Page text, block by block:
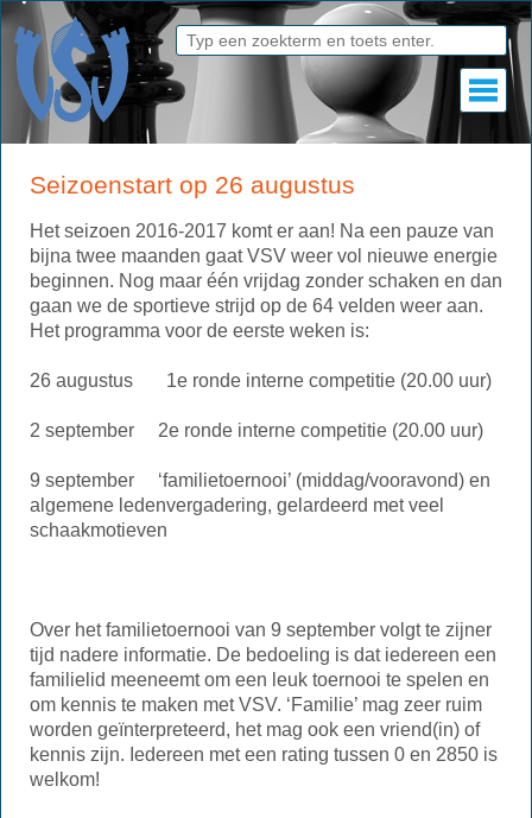
Seizoenstart op 26 augustus
Het seizoen 2016-2017 komt er aan! Na een pauze van
bijna twee maanden gaat VSV weer vol nieuwe energie
beginnen. Nog maar één vrijdag zonder schaken en dan
gaan we de sportieve strijd op de 64 velden weer aan.
Het programma voor de eerste weken is:
26 augustus 1e ronde interne competitie (20.00 uur)
2 september 2e ronde interne competitie (20.00 uur)
9 september ‘familietoernooi’ (middag/vooravond) en
algemene ledenvergadering, gelardeerd met veel
schaakmotieven
Over het familietoernooi van 9 september volgt te zijner
tijd nadere informatie. De bedoeling is dat iedereen een
familielid meeneemt om een leuk toernooi te spelen en
om kennis te maken met VSV. ‘Familie’ mag zeer ruim
worden geïnterpreteerd, het mag ook een vriend(in) of
kennis zijn. Iedereen met een rating tussen 0 en 2850 is
welkom!